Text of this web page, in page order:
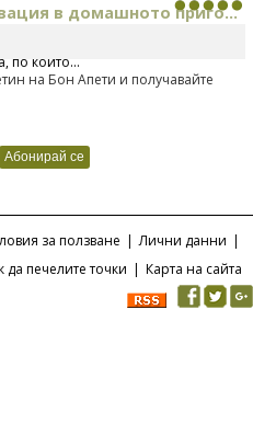
в домашното приго...
предлагането на изцяло нов
по който...
на Бон Апети и получавайте
за ползване | Лични данни |
да печелите точки | Карта на сайта